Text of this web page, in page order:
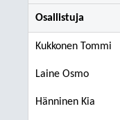
Osallistuja
Kukkonen Tommi
Laine Osmo
Hänninen Kia